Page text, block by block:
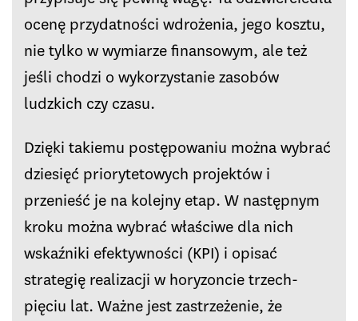
ocenę przydatności wdrożenia, jego kosztu,
nie tylko w wymiarze finansowym, ale też
jeśli chodzi o wykorzystanie zasobów
ludzkich czy czasu.
Dzięki takiemu postępowaniu można wybrać
dziesięć priorytetowych projektów i
przenieść je na kolejny etap. W następnym
kroku można wybrać właściwe dla nich
wskaźniki efektywności (KPI) i opisać
strategię realizacji w horyzoncie trzech-
pięciu lat. Ważne jest zastrzeżenie, że